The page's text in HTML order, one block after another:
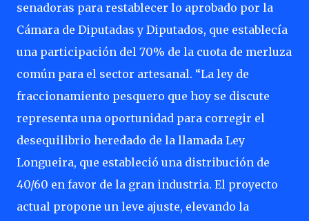
senadoras para restablecer lo aprobado por la
Cámara de Diputadas y Diputados, que establecía
una participación del 70% de la cuota de merluza
común para el sector artesanal. “La ley de
fraccionamiento pesquero que hoy se discute
representa una oportunidad para corregir el
desequilibrio heredado de la llamada Ley
Longueira, que estableció una distribución de
40/60 en favor de la gran industria. El proyecto
actual propone un leve ajuste, elevando la